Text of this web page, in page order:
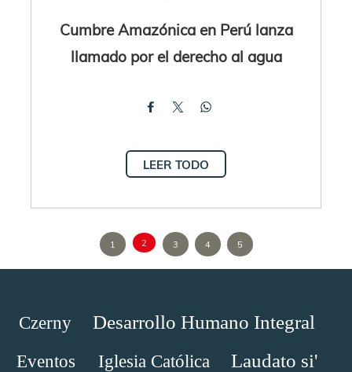
Cumbre Amazónica en Perú lanza
llamado por el derecho al agua
LEER TODO
1 2 3 4 5
Czerny Desarrollo Humano Integral
Eventos Iglesia Católica
Laudato si'